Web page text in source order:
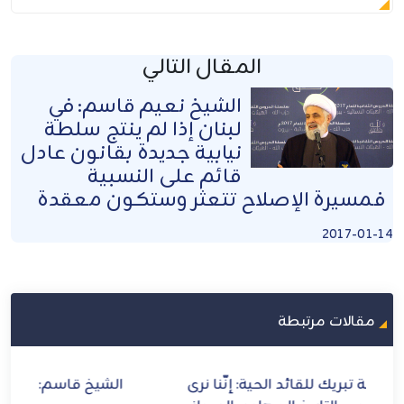
المقال التالي
الشيخ نعيم قاسم: في
لبنان إذا لم ينتج سلطة
نيابية جديدة بقانون عادل
قائم على النسبية
فمسيرة الإصلاح تتعثر وستكون معقدة
2017-01-14
مقالات مرتبطة
الشيخ قاسم: إيران أيقونة العزة والشرف